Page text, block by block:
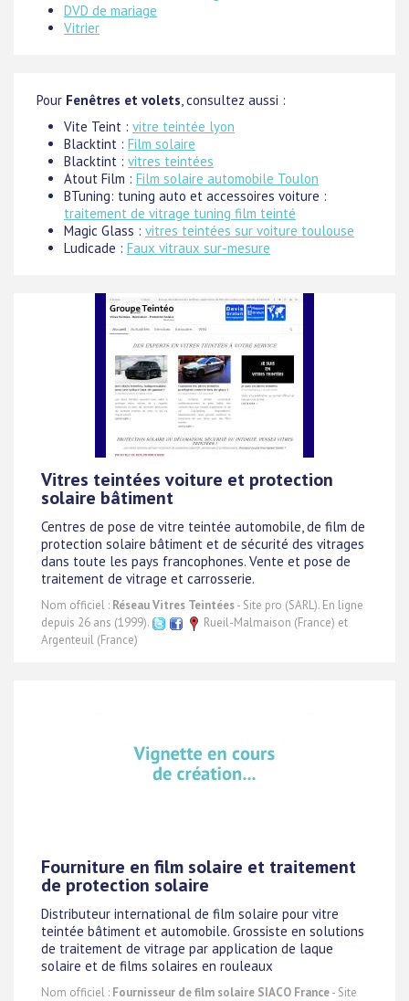
DVD de mariage
Vitrier
Pour Fenêtres et volets, consultez aussi :
Vite Teint : vitre teintée lyon
Blacktint : Film solaire
Blacktint : vitres teintées
Atout Film : Film solaire automobile Toulon
BTuning: tuning auto et accessoires voiture :
traitement de vitrage tuning film teinté
Magic Glass : vitres teintées sur voiture toulouse
Ludicade : Faux vitraux sur-mesure
Vitres teintées voiture et protection
solaire bâtiment
Centres de pose de vitre teintée automobile, de film de
protection solaire bâtiment et de sécurité des vitrages
dans toute les pays francophones. Vente et pose de
traitement de vitrage et carrosserie.
Nom officiel : Réseau Vitres Teintées- Site pro (SARL). En ligne
depuis 26 ans (1999).
Rueil-Malmaison (France) et
Argenteuil (France)
Fourniture en film solaire et traitement
de protection solaire
Distributeur international de film solaire pour vitre
teintée bâtiment et automobile. Grossiste en solutions
de traitement de vitrage par application de laque
solaire et de films solaires en rouleaux
Nom officiel : Fournisseur de film solaire SIACO France- Site